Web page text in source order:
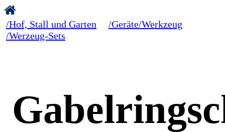
/Hof, Stall und Garten
/Geräte/Werkzeug
/Werzeug-Sets